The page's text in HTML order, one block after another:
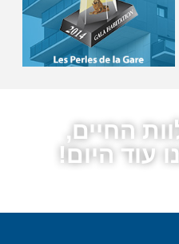
החיים,
עוד היום!